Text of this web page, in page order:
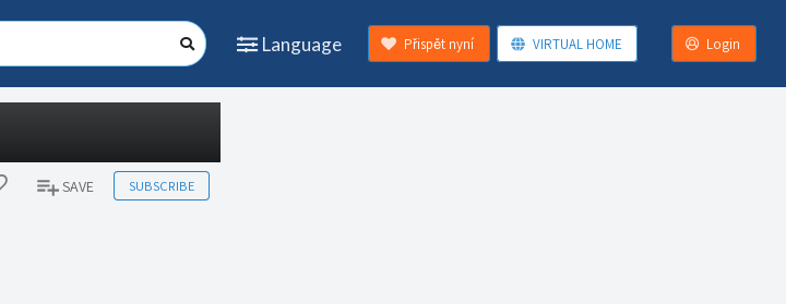
Language Přispět nyní VIRTUAL HOME Login
SAVE SUBSCRIBE